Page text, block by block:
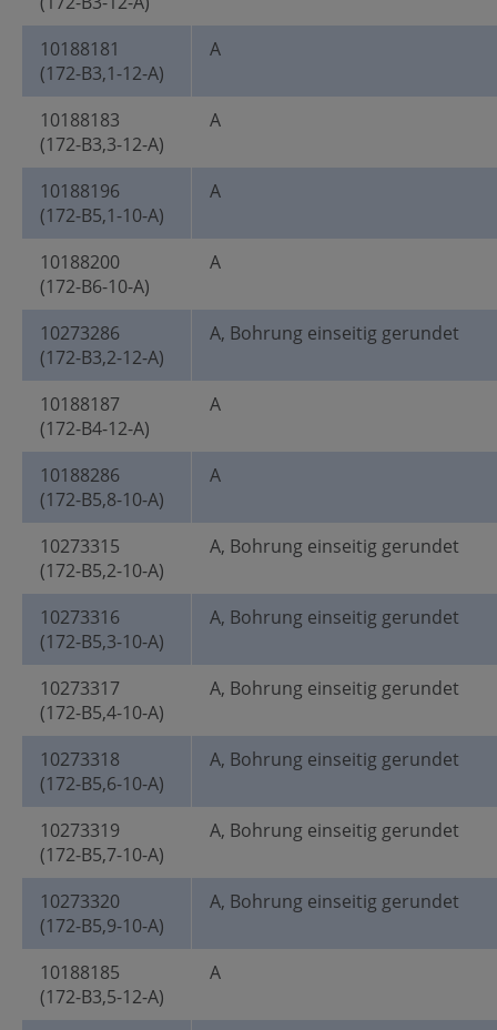
10188181
(172-B3,1-12-A)
A
10188183
(172-B3,3-12-A)
A
10188196
(172-B5,1-10-A)
A
10188200
(172-B6-10-A)
A
10273286
(172-B3,2-12-A)
A, Bohrung einseitig gerundet
10188187
(172-B4-12-A)
A
10188286
(172-B5,8-10-A)
A
10273315
(172-B5,2-10-A)
A, Bohrung einseitig gerundet
10273316
(172-B5,3-10-A)
A, Bohrung einseitig gerundet
10273317
(172-B5,4-10-A)
A, Bohrung einseitig gerundet
10273318
(172-B5,6-10-A)
A, Bohrung einseitig gerundet
10273319
(172-B5,7-10-A)
A, Bohrung einseitig gerundet
10273320
(172-B5,9-10-A)
A, Bohrung einseitig gerundet
10188185
(172-B3,5-12-A)
A